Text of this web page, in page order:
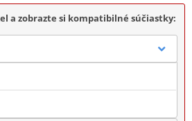
a zobrazte si kompatibilné súčiastky: